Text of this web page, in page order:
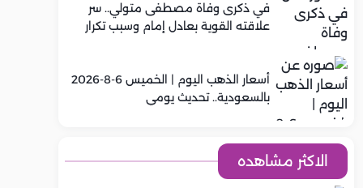
في ذكرى وفاة مصطفى متولي.. سر
علاقته القوية بعادل إمام وسبب تكرار
أسعار الذهب اليوم | الخميس 6-8-2026
بالسعودية.. تحديث يومي
الاكثر مشاهده